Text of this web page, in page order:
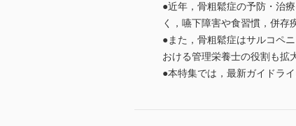
●近年，骨粗鬆症の予防・治
く，嚥下障害や食習慣，併存
●また，骨粗鬆症はサルコペ
おける管理栄養士の役割も拡
●本特集では，最新ガイドラ